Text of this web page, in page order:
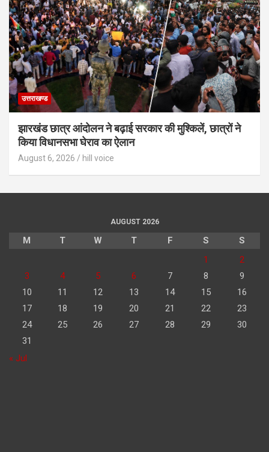
उत्तराखण्ड
झारखंड छात्र आंदोलन ने बढ़ाई सरकार की मुश्किलें, छात्रों ने
किया विधानसभा घेराव का ऐलान
August 6, 2026 hill voice
AUGUST 2026
M T W T F S
S
1
2
3
4 5 6 7 8
9
10
11 12 13 14 15
16
17
18 19 20 21 22
23
24
25 26 27 28 29
30
31
« Jul